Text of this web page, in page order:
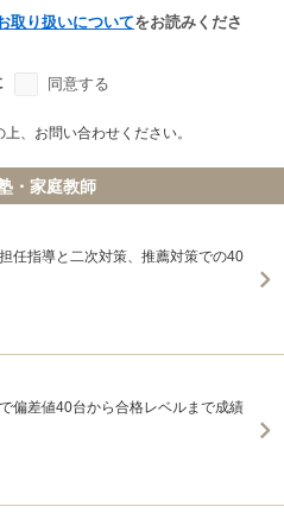
取り扱いについてをお読みくださ
同意する
、お問い合わせください。
・家庭教師
任指導と二次対策、推薦対策での40
偏差値40台から合格レベルまで成績